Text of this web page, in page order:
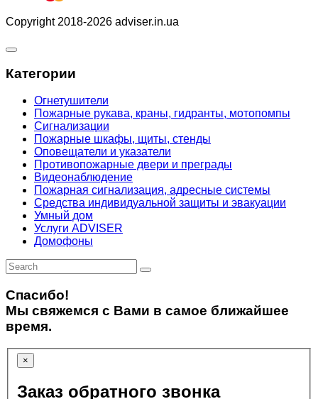
Copyright 2018-2026 adviser.in.ua
Категории
Огнетушители
Пожарные рукава, краны, гидранты, мотопомпы
Сигнализации
Пожарные шкафы, щиты, стенды
Оповещатели и указатели
Противопожарные двери и преграды
Видеонаблюдение
Пожарная сигнализация, адресные системы
Средства индивидуальной защиты и эвакуации
Умный дом
Услуги ADVISER
Домофоны
Спасибо!
Мы свяжемся с Вами в самое ближайшее
время.
×
Заказ обратного звонка